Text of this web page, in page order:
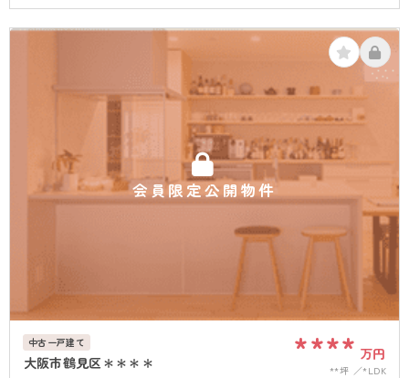
リフォーム済
高層階
南面バルコニー
オートロック
上下水道完備
会員限定公開物件
中古一戸建て
大阪市鶴見区＊＊＊＊ **** 万円
**坪 *LDK